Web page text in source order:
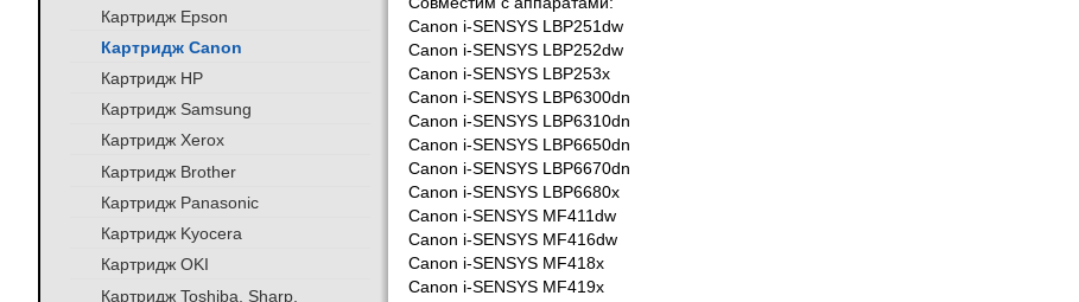
Canon i-SENSYS LBP251dw
Canon i-SENSYS LBP252dw
Canon i-SENSYS LBP253x
Canon i-SENSYS LBP6300dn
Canon i-SENSYS LBP6310dn
Canon i-SENSYS LBP6650dn
Canon i-SENSYS LBP6670dn
Canon i-SENSYS LBP6680x
Canon i-SENSYS MF411dw
Canon i-SENSYS MF416dw
Canon i-SENSYS MF418x
Canon i-SENSYS MF419x
Картридж Epson
Картридж Canon
Картридж HP
Картридж Samsung
Картридж Xerox
Картридж Brother
Картридж Panasonic
Картридж Kyocera
Картридж OKI
Картридж Toshiba, Sharp,